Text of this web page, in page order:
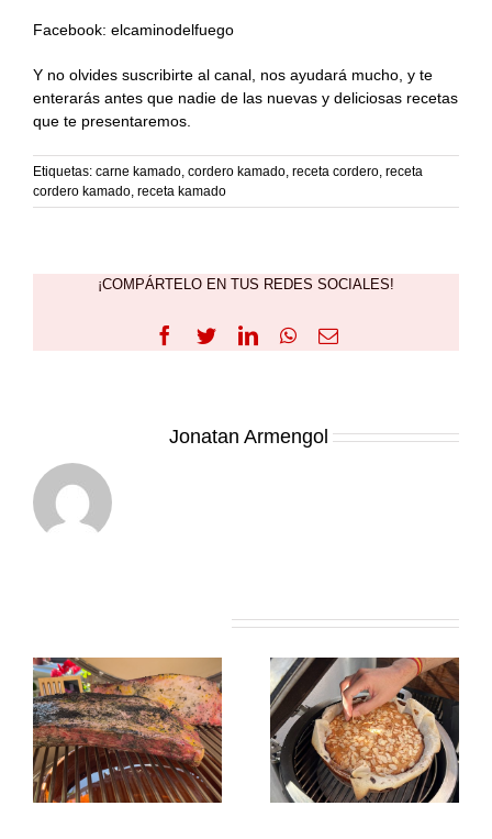
Facebook: elcaminodelfuego
Y no olvides suscribirte al canal, nos ayudará mucho, y te
enterarás antes que nadie de las nuevas y deliciosas recetas
que te presentaremos.
Etiquetas: carne kamado, cordero kamado, receta cordero, receta
cordero kamado, receta kamado
¡COMPÁRTELO EN TUS REDES SOCIALES!
Facebook
TwitterLinkedInWhatsApp
Correo
Jonatan Armengol